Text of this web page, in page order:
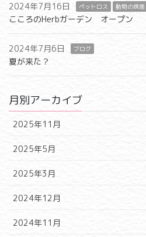
2024年7月16日 ペットロス 動物の疾患
こころのHerbガーデン オープン
2024年7月6日 ブログ
夏が来た？
月別アーカイブ
2025年11月
2025年5月
2025年3月
2024年12月
2024年11月